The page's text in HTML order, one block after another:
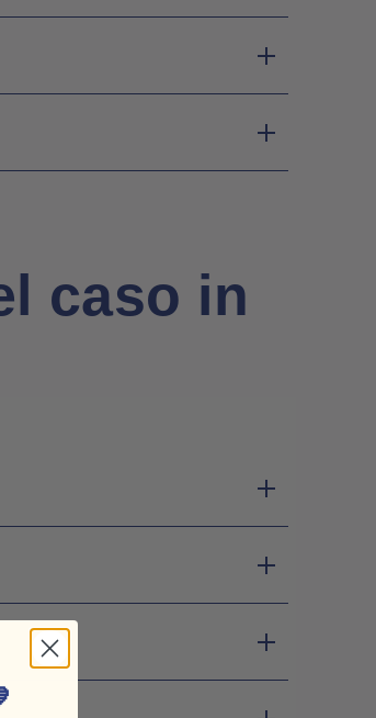
caso in